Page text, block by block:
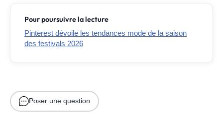
Pour poursuivre la lecture
Pinterest dévoile les tendances mode de la saison
des festivals 2026
Poser une question